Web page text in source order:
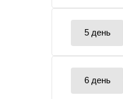
5 день
6 день